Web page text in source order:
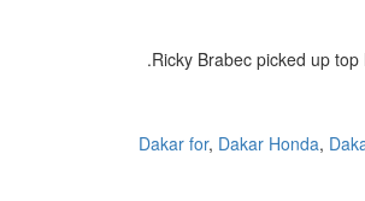
Ricky Brabec picked up
Dakar for, Dakar Honda,